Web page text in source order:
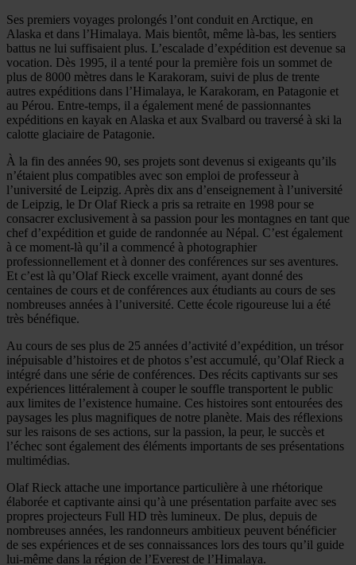
Ses premiers voyages prolongés l’ont conduit en Arctique, en
Alaska et dans l’Himalaya. Mais bientôt, même là-bas, les sentiers
battus ne lui suffisaient plus. L’escalade d’expédition est devenue sa
vocation. Dès 1995, il a tenté pour la première fois un sommet de
plus de 8000 mètres dans le Karakoram, suivi de plus de trente
autres expéditions dans l’Himalaya, le Karakoram, en Patagonie et
au Pérou. Entre-temps, il a également mené de passionnantes
expéditions en kayak en Alaska et aux Svalbard ou traversé à ski la
calotte glaciaire de Patagonie.
À la fin des années 90, ses projets sont devenus si exigeants qu’ils
n’étaient plus compatibles avec son emploi de professeur à
l’université de Leipzig. Après dix ans d’enseignement à l’université
de Leipzig, le Dr Olaf Rieck a pris sa retraite en 1998 pour se
consacrer exclusivement à sa passion pour les montagnes en tant que
chef d’expédition et guide de randonnée au Népal. C’est également
à ce moment-là qu’il a commencé à photographier
professionnellement et à donner des conférences sur ses aventures.
Et c’est là qu’Olaf Rieck excelle vraiment, ayant donné des
centaines de cours et de conférences aux étudiants au cours de ses
nombreuses années à l’université. Cette école rigoureuse lui a été
très bénéfique.
Au cours de ses plus de 25 années d’activité d’expédition, un trésor
inépuisable d’histoires et de photos s’est accumulé, qu’Olaf Rieck a
intégré dans une série de conférences. Des récits captivants sur ses
expériences littéralement à couper le souffle transportent le public
aux limites de l’existence humaine. Ces histoires sont entourées des
paysages les plus magnifiques de notre planète. Mais des réflexions
sur les raisons de ses actions, sur la passion, la peur, le succès et
l’échec sont également des éléments importants de ses présentations
multimédias.
Olaf Rieck attache une importance particulière à une rhétorique
élaborée et captivante ainsi qu’à une présentation parfaite avec ses
propres projecteurs Full HD très lumineux. De plus, depuis de
nombreuses années, les randonneurs ambitieux peuvent bénéficier
de ses expériences et de ses connaissances lors des tours qu’il guide
lui-même dans la région de l’Everest de l’Himalaya.